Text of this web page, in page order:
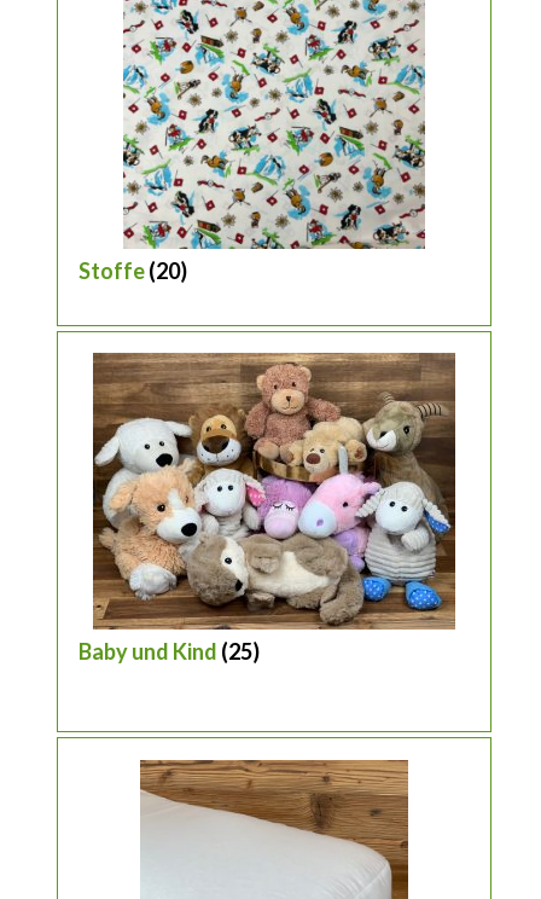
Stoffe(20)
Baby und Kind (25)